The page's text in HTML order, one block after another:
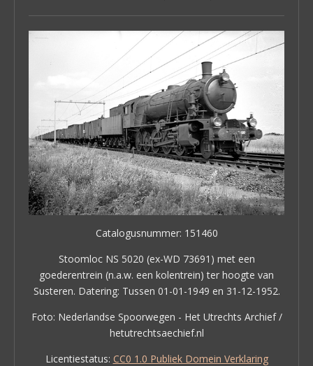
Catalogusnummer: 151460
Stoomloc NS 5020 (ex-WD 73691) met een
goederentrein (n.a.w. een kolentrein) ter hoogte van
Susteren. Datering: Tussen 01-01-1949 en 31-12-1952.
Foto: Nederlandse Spoorwegen - Het Utrechts Archief /
hetutrechtsaechief.nl
Licentiestatus: CC0 1.0 Publiek Domein Verklaring